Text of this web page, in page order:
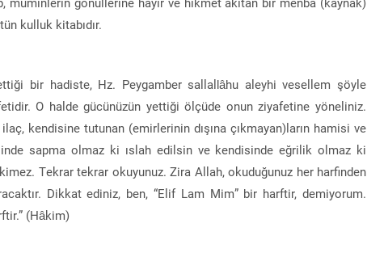
kulluk kitabıdır.
bir hadiste, Hz. Peygamber sallallâhu aleyhi vesellem şöyle
O halde gücünüzün yettiği ölçüde onun ziyafetine yöneliniz.
ilaç, kendisine tutunan (emirlerinin dışına çıkmayan)ların hamisi ve
sapma olmaz ki ıslah edilsin ve kendisinde eğrilik olmaz ki
Tekrar tekrar okuyunuz. Zira Allah, okuduğunuz her harfinden
Dikkat ediniz, ben, “Elif Lam Mim” bir harftir, demiyorum.
(Hâkim)